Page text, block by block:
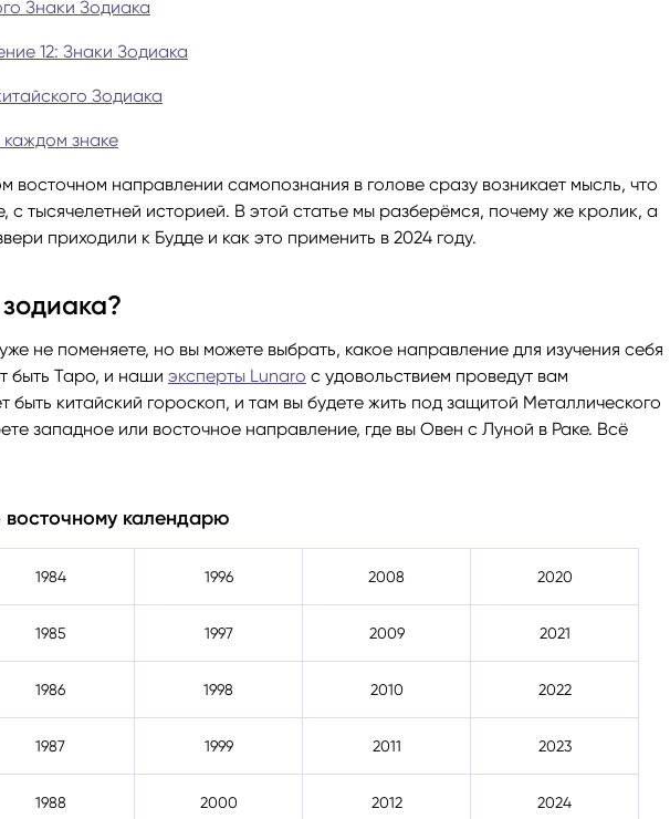
Рунологи
Козерог
Рыбы
Расклад Таро на неделю
Расклад Таро на 2025 год
Знаки Зодиака
12: Знаки Зодиака
Зодиака
знаке
направлении самопознания в голове сразу возникает мысль, что
с тысячелетней историей. В этой статье мы разберёмся, почему же кролик, а
приходили к Будде и как это применить в 2024 году.
не поменяете, но вы можете выбрать, какое направление для изучения себя
быть Таро, и наши эксперты Lunaro с удовольствием проведут вам
быть китайский гороскоп, и там вы будете жить под защитой Металлического
западное или восточное направление, где вы Овен с Луной в Раке. Всё
календарю
1984 1996 2008 2020
1985 1997 2009 2021
1986 1998 2010 2022
1987 1999 2011 2023
1988 2000 2012 2024